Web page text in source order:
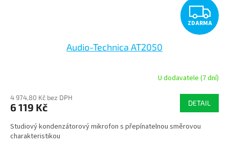
Z
D
R
M
A
ZDARMA
Audio-Technica AT2050
U dodavatele (7 dní)
4 974,80 Kč bez DPH
6 119 Kč DETAIL
Studiový kondenzátorový mikrofon s přepínatelnou směrovou
charakteristikou